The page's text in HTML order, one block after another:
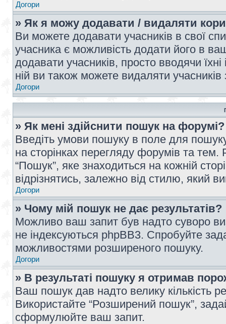
Догори
» Як я можу додавати / видаляти
Ви можете додавати учасників в свої
учасника є можливість додати його в
додавати учасників, просто вводячи
ній ви також можете видаляти учасників
Догори
» Як мені здійснити пошук на форумі?
Введіть умови пошуку в поле для
на сторінках перегляду форумів та
“Пошук”, яке знаходиться на кожній
відрізнятись, залежно від стилю, який
Догори
» Чому мій пошук не дає результатів?
Можливо ваш запит був надто суворо
не індексуються phpBB3. Спробуйте
можливостями розширеного пошуку.
Догори
» В результаті пошуку я отримав
Ваш пошук дав надто велику кількість
Використайте “Розширений пошук”,
сформулюйте ваш запит.